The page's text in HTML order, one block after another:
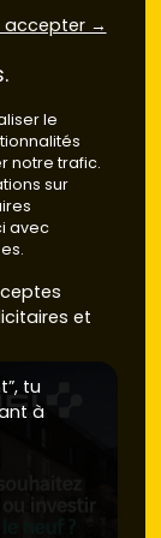
double
d'été.
: prix,
tu peux
situent
€/m²
pour des lots
Frais
en
accepter →
le
notre trafic.
sur
avec
et
tu
à